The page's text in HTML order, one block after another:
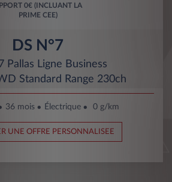
0€ (INCLUANT LA
PRIME CEE)
DS N°7
Pallas Ligne Business
Standard Range 230ch
36 mois Électrique 0 g/km
UNE OFFRE PERSONNALISEE